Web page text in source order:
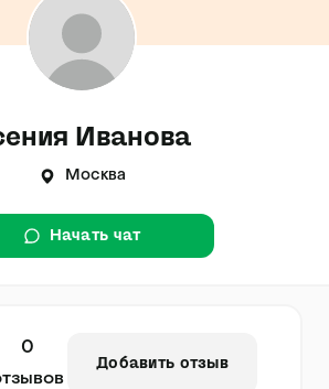
Иванова
Москва
Начать чат
0
Добавить отзыв